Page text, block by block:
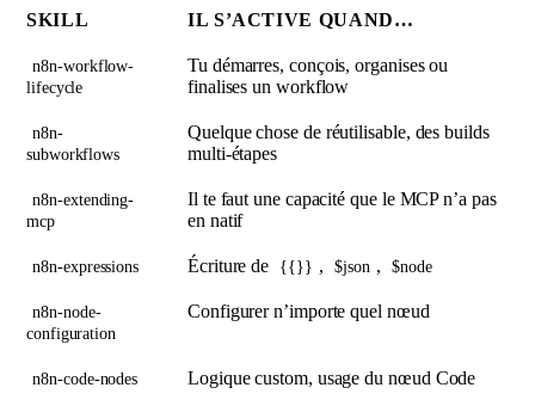
SKILL IL S’ACTIVE QUAND…
n8n-workflow-
lifecycle
Tu démarres, conçois, organises ou
finalises un workflow
n8n-
subworkflows
Quelque chose de réutilisable, des builds
multi-étapes
n8n-extending-
mcp
Il te faut une capacité que le MCP n’a pas
en natif
n8n-expressions Écriture de {{}} , $json , $node
n8n-node-
configuration
Configurer n’importe quel nœud
n8n-code-nodes Logique custom, usage du nœud Code